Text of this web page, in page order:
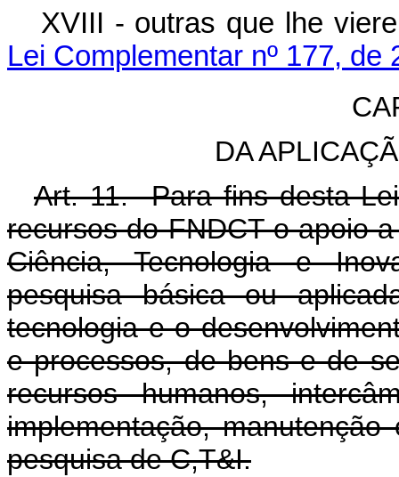
XVIII - outras que lhe
Lei Complementar nº 177, de
DA
Art. 11. Para fins desta
recursos do FNDCT o apoio
Ciência, Tecnologia e
pesquisa básica ou
tecnologia e o
e processos, de bens e de
recursos humanos,
implementação,
pesquisa de C,T&I.